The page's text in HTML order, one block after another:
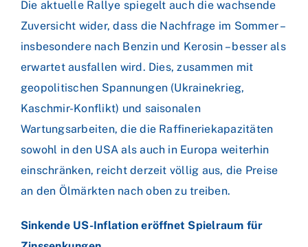
Die aktuelle Rallye spiegelt auch die wachsende
Zuversicht wider, dass die Nachfrage im Sommer –
insbesondere nach Benzin und Kerosin – besser als
erwartet ausfallen wird. Dies, zusammen mit
geopolitischen Spannungen (Ukrainekrieg,
Kaschmir-Konflikt) und saisonalen
Wartungsarbeiten, die die Raffineriekapazitäten
sowohl in den USA als auch in Europa weiterhin
einschränken, reicht derzeit völlig aus, die Preise
an den Ölmärkten nach oben zu treiben.
Sinkende US-Inflation eröffnet Spielraum für